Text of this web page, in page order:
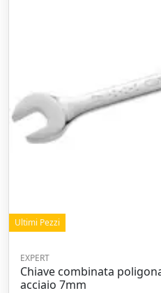
Ultimi Pezzi
EXPERT
Chiave combinata
acciaio 7mm